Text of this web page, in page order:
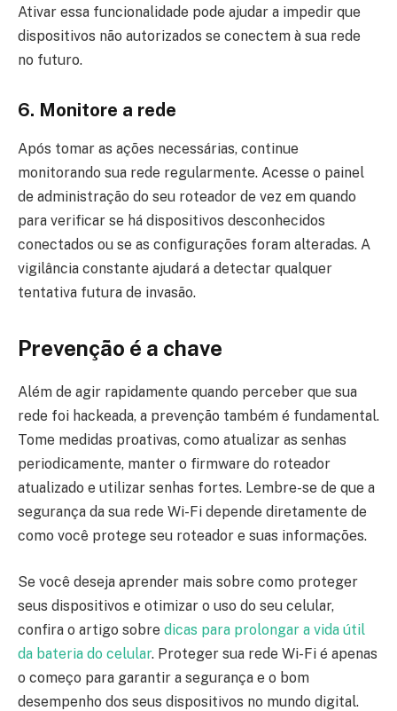
Ativar essa funcionalidade pode ajudar a impedir que
dispositivos não autorizados se conectem à sua rede
no futuro.
6. Monitore a rede
Após tomar as ações necessárias, continue
monitorando sua rede regularmente. Acesse o painel
de administração do seu roteador de vez em quando
para verificar se há dispositivos desconhecidos
conectados ou se as configurações foram alteradas. A
vigilância constante ajudará a detectar qualquer
tentativa futura de invasão.
Prevenção é a chave
Além de agir rapidamente quando perceber que sua
rede foi hackeada, a prevenção também é fundamental.
Tome medidas proativas, como atualizar as senhas
periodicamente, manter o firmware do roteador
atualizado e utilizar senhas fortes. Lembre-se de que a
segurança da sua rede Wi-Fi depende diretamente de
como você protege seu roteador e suas informações.
Se você deseja aprender mais sobre como proteger
seus dispositivos e otimizar o uso do seu celular,
confira o artigo sobre dicas para prolongar a vida útil
da bateria do celular. Proteger sua rede Wi-Fi é apenas
o começo para garantir a segurança e o bom
desempenho dos seus dispositivos no mundo digital.